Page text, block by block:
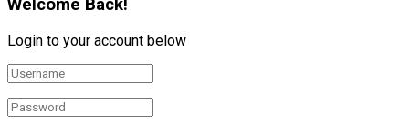
Welcome Back!
Login to your account below